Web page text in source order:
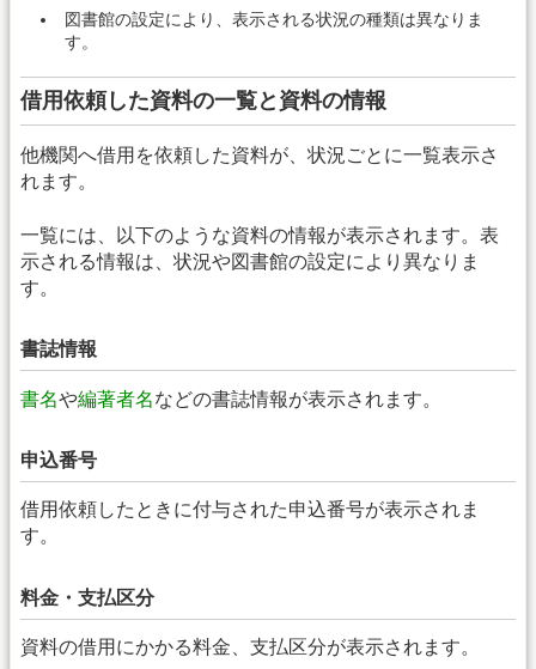
図書館の設定により、表示される状況の種類は異なりま
す。
借用依頼した資料の一覧と資料の情報
他機関へ借用を依頼した資料が、状況ごとに一覧表示さ
れます。
一覧には、以下のような資料の情報が表示されます。表
示される情報は、状況や図書館の設定により異なりま
す。
書誌情報
書名や編著者名などの書誌情報が表示されます。
申込番号
借用依頼したときに付与された申込番号が表示されま
す。
料金・支払区分
資料の借用にかかる料金、支払区分が表示されます。